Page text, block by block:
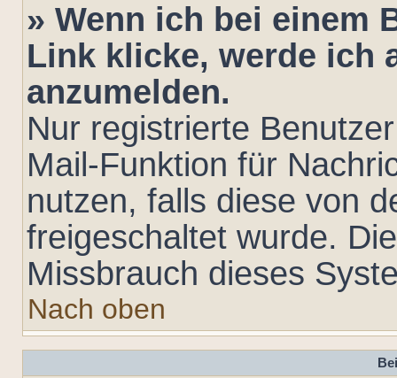
» Wenn ich bei einem
Link klicke, werde ich
anzumelden.
Nur registrierte
Mail-Funktion für
nutzen, falls diese von
freigeschaltet wurde.
Missbrauch dieses
Nach oben